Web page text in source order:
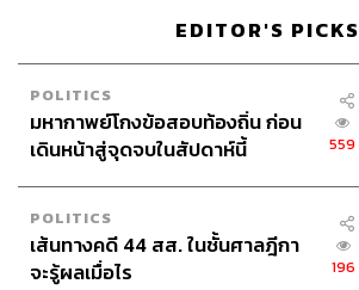
EDITOR'S PICKS
POLITICS
มหากาพย์โกงข้อสอบท้องถิ่น ก่อน
เดินหน้าสู่จุดจบในสัปดาห์นี้
559
POLITICS
เส้นทางคดี 44 สส. ในชั้นศาลฎีกา
จะรู้ผลเมื่อไร
196